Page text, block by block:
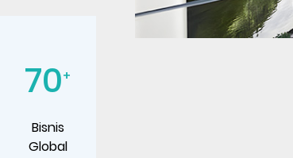
70+
Bisnis
Global